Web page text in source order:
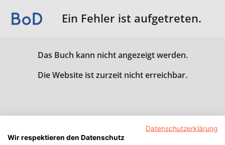
Ein Fehler ist aufgetreten.
Das Buch kann nicht angezeigt werden.
Die Website ist zurzeit nicht erreichbar.
Datenschutzerklärung
Wir respektieren den Datenschutz